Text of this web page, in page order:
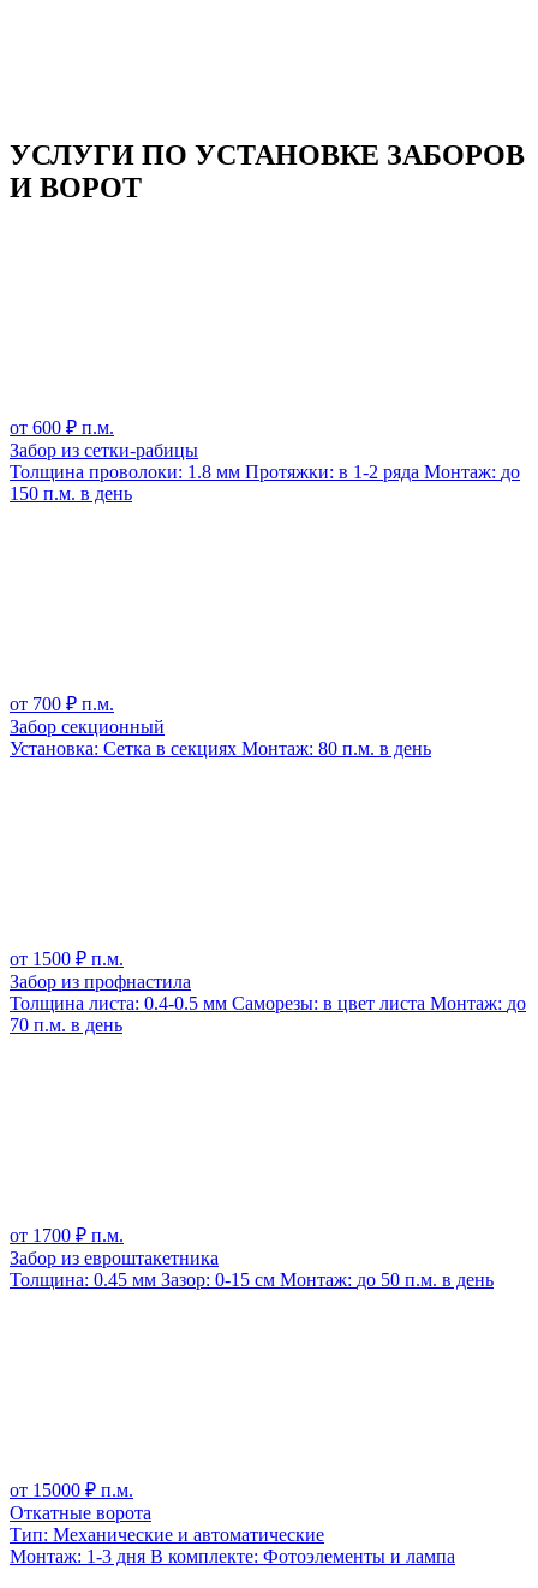
УСЛУГИ ПО УСТАНОВКЕ ЗАБОРОВ
И ВОРОТ
от 600 ₽ п.м.
Забор из сетки-рабицы
Толщина проволоки: 1.8 мм Протяжки: в 1-2 ряда Монтаж: до
150 п.м. в день
от 700 ₽ п.м.
Забор секционный
Установка: Сетка в секциях Монтаж: 80 п.м. в день
от 1500 ₽ п.м.
Забор из профнастила
Толщина листа: 0.4-0.5 мм Саморезы: в цвет листа Монтаж: до
70 п.м. в день
от 1700 ₽ п.м.
Забор из евроштакетника
Толщина: 0.45 мм Зазор: 0-15 см Монтаж: до 50 п.м. в день
от 15000 ₽ п.м.
Откатные ворота
Тип: Механические и автоматические
Монтаж: 1-3 дня В комплекте: Фотоэлементы и лампа